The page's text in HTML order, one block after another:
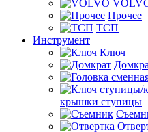
Прочее
ТСП
Инструмент
Ключ
крышки ступицы